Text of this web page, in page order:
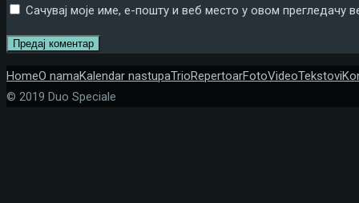
Сачувај моје име, е-пошту и веб место у овом прегледачу
HomeO namaKalendar nastupaTrioRepertoarFotoVideoTekstovi
© 2019 Duo Speciale